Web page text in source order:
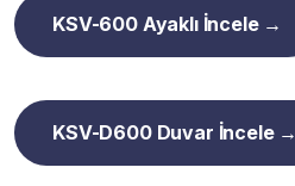
KSV-600 Ayaklı İncele →
KSV-D600 Duvar İncele →